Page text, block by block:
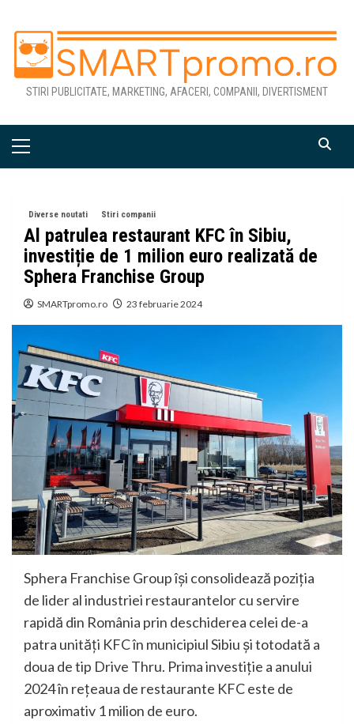
content
STIRI PUBLICITATE, MARKETING, AFACERI, COMPANII, DIVERTISMENT
Primary
Diverse noutati Stiri companii
Al patrulea restaurant KFC în Sibiu,
investiție de 1 milion euro realizată de
Sphera Franchise Group
SMARTpromo.ro 23 februarie 2024
Sphera Franchise Group își consolidează poziția
de lider al industriei restaurantelor cu servire
rapidă din România prin deschiderea celei de-a
patra unități KFC în municipiul Sibiu și totodată a
doua de tip Drive Thru. Prima investiție a anului
2024 în rețeaua de restaurante KFC este de
aproximativ 1 milion de euro.